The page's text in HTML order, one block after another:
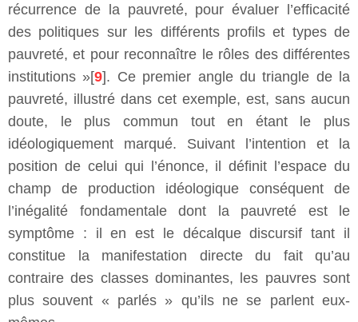
récurrence de la pauvreté, pour évaluer l’efficacité
des politiques sur les différents profils et types de
pauvreté, et pour reconnaître le rôles des différentes
institutions »[9]. Ce premier angle du triangle de la
pauvreté, illustré dans cet exemple, est, sans aucun
doute, le plus commun tout en étant le plus
idéologiquement marqué. Suivant l’intention et la
position de celui qui l’énonce, il définit l’espace du
champ de production idéologique conséquent de
l’inégalité fondamentale dont la pauvreté est le
symptôme : il en est le décalque discursif tant il
constitue la manifestation directe du fait qu’au
contraire des classes dominantes, les pauvres sont
plus souvent « parlés » qu’ils ne se parlent eux-